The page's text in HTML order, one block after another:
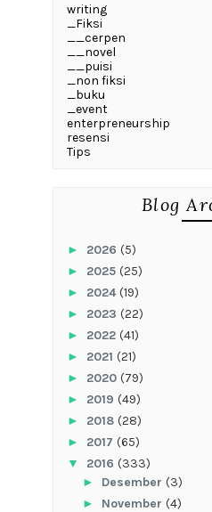
writing
_Fiksi
__cerpen
__novel
__puisi
_non fiksi
_buku
_event
enterpreneurship
resensi
Tips
Blog
► 2026 (5)
► 2025 (25)
► 2024(19)
► 2023 (22)
► 2022 (41)
► 2021 (21)
► 2020 (79)
► 2019 (49)
► 2018 (28)
► 2017 (65)
▼ 2016 (333)
► Desember (3)
► November (4)